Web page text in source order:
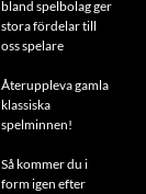
bland spelbolag ger
stora fördelar till
oss spelare
Återuppleva gamla
klassiska
spelminnen!
Så kommer du i
form igen efter